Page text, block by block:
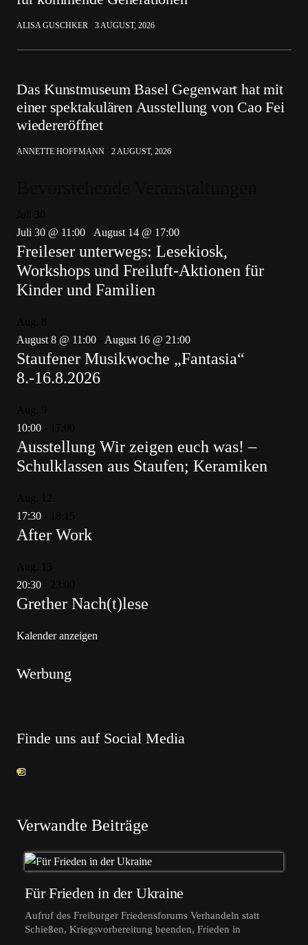
ALISA GUSCHKER 3 AUGUST, 2026
Das Kunstmuseum Basel Gegenwart hat mit
einer spektakulären Ausstellung von Cao Fei
wiedereröffnet
ANNETTE HOFFMANN 2 AUGUST, 2026
Juli 30 @ 11:00
August 14 @ 17:00
Freileser unterwegs: Lesekiosk,
Workshops und Freiluft-Aktionen für
Kinder und Familien
August 8 @ 11:00
August 16 @ 21:00
Staufener Musikwoche „Fantasia“
8.-16.8.2026
10:00
Ausstellung Wir zeigen euch was! –
Schulklassen aus Staufen; Keramiken
17:30
After Work
20:30
Grether Nach(t)lese
Kalender anzeigen
Werbung
Finde uns auf Social Media
Verwandte Beiträge
Für Frieden in der Ukraine
Aufruf des Freiburger Friedensforums Verhandeln statt
Schießen, Kriegsvorbereitung beenden, Frieden in